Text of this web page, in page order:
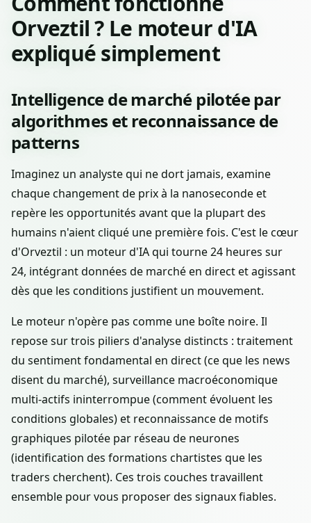
Orveztil ? Le moteur d'IA
expliqué simplement
Intelligence de marché pilotée par
algorithmes et reconnaissance de
patterns
Imaginez un analyste qui ne dort jamais, examine
chaque changement de prix à la nanoseconde et
repère les opportunités avant que la plupart des
humains n'aient cliqué une première fois. C'est le cœur
d'Orveztil : un moteur d'IA qui tourne 24 heures sur
24, intégrant données de marché en direct et agissant
dès que les conditions justifient un mouvement.
Le moteur n'opère pas comme une boîte noire. Il
repose sur trois piliers d'analyse distincts : traitement
du sentiment fondamental en direct (ce que les news
disent du marché), surveillance macroéconomique
multi-actifs ininterrompue (comment évoluent les
conditions globales) et reconnaissance de motifs
graphiques pilotée par réseau de neurones
(identification des formations chartistes que les
traders cherchent). Ces trois couches travaillent
ensemble pour vous proposer des signaux fiables.